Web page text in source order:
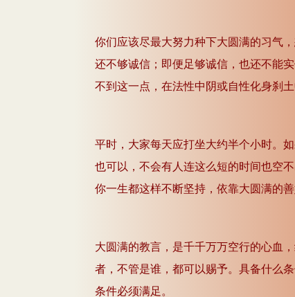
你们应该尽最大努力种下大圆满的习气
还不够诚信；即便足够诚信，也还不能
不到这一点，在法性中阴或自性化身刹
平时，大家每天应打坐大约半个小时。
也可以，不会有人连这么短的时间也空
你一生都这样不断坚持，依靠大圆满的
大圆满的教言，是千千万万空行的心血
者，不管是谁，都可以赐予。具备什么
条件必须满足。